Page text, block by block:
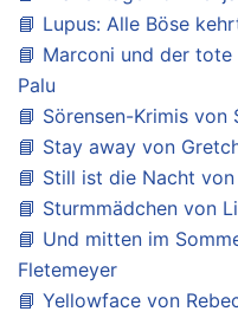
📘 Lupus: Alle Böse
📘 Marconi und der
Palu
📘 Sörensen-Krimis von
📘 Stay away von
📘 Still ist die Nacht
📘 Sturmmädchen von
📘 Und mitten im
Fletemeyer
📘 Yellowface von